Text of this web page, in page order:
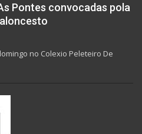
Pontes convocadas pola
no Colexio Peleteiro De